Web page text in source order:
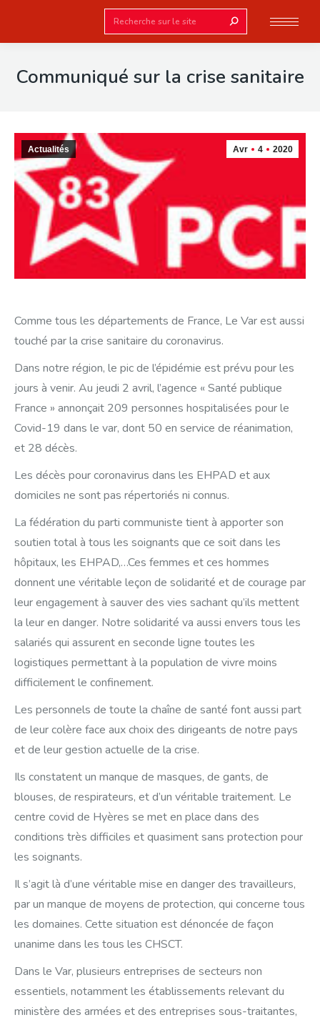
Search:
Communiqué sur la crise sanitaire
Avr 4 2020
Actualités
Comme tous les départements de France, Le Var est aussi
touché par la crise sanitaire du coronavirus.
Dans notre région, le pic de l’épidémie est prévu pour les
jours à venir. Au jeudi 2 avril, l’agence « Santé publique
France » annonçait 209 personnes hospitalisées pour le
Covid-19 dans le var, dont 50 en service de réanimation,
et 28 décès.
Les décès pour coronavirus dans les EHPAD et aux
domiciles ne sont pas répertoriés ni connus.
La fédération du parti communiste tient à apporter son
soutien total à tous les soignants que ce soit dans les
hôpitaux, les EHPAD,…Ces femmes et ces hommes
donnent une véritable leçon de solidarité et de courage par
leur engagement à sauver des vies sachant qu’ils mettent
la leur en danger. Notre solidarité va aussi envers tous les
salariés qui assurent en seconde ligne toutes les
logistiques permettant à la population de vivre moins
difficilement le confinement.
Les personnels de toute la chaîne de santé font aussi part
de leur colère face aux choix des dirigeants de notre pays
et de leur gestion actuelle de la crise.
Ils constatent un manque de masques, de gants, de
blouses, de respirateurs, et d’un véritable traitement. Le
centre covid de Hyères se met en place dans des
conditions très difficiles et quasiment sans protection pour
les soignants.
Il s’agit là d’une véritable mise en danger des travailleurs,
par un manque de moyens de protection, qui concerne tous
les domaines. Cette situation est dénoncée de façon
unanime dans les tous les CHSCT.
Dans le Var, plusieurs entreprises de secteurs non
essentiels, notamment les établissements relevant du
ministère des armées et des entreprises sous-traitantes,